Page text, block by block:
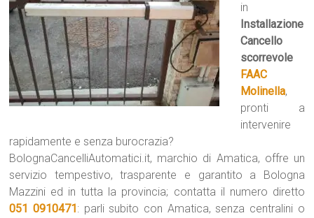
in
Installazione
Cancello
scorrevole
FAAC
Molinella,
pronti a
intervenire
rapidamente e senza burocrazia?
BolognaCancelliAutomatici.it, marchio di Amatica, offre un
servizio tempestivo, trasparente e garantito a Bologna
Mazzini ed in tutta la provincia; contatta il numero diretto
051 0910471: parli subito con Amatica, senza centralini o